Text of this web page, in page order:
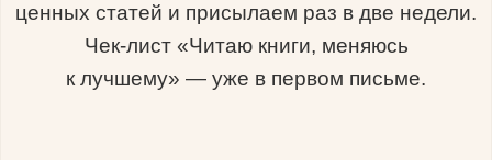
ценных статей и присылаем раз в две недели.
Чек-лист «Читаю книги, меняюсь
к лучшему» — уже в первом письме.